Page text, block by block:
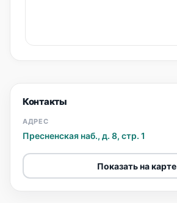
Контакты
АДРЕС
Пресненская наб., д. 8, стр. 1
Показать на карте